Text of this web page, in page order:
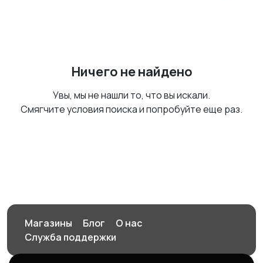
Ничего не найдено
Увы, мы не нашли то, что вы искали.
Смягчите условия поиска и попробуйте еще раз.
Магазины Блог
О нас
Служба поддержки